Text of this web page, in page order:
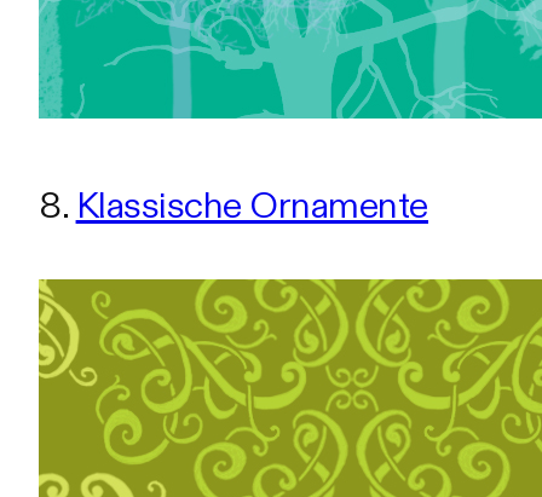
8. Klassische Ornamente